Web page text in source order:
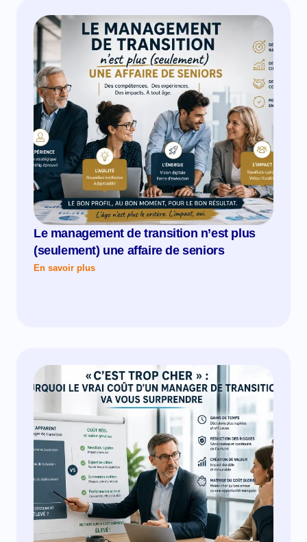
Le management de transition n’est plus
(seulement) une affaire de seniors
En savoir plus